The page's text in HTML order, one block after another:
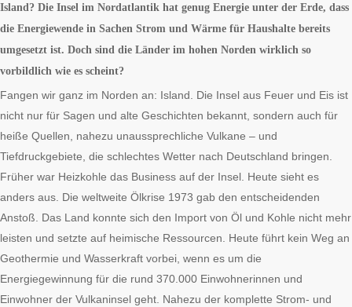
Island? Die Insel im Nordatlantik hat genug Energie unter der Erde, dass
die Energiewende in Sachen Strom und Wärme für Haushalte bereits
umgesetzt ist. Doch sind die Länder im hohen Norden wirklich so
vorbildlich wie es scheint?
Fangen wir ganz im Norden an: Island. Die Insel aus Feuer und Eis ist
nicht nur für Sagen und alte Geschichten bekannt, sondern auch für
heiße Quellen, nahezu unaussprechliche Vulkane – und
Tiefdruckgebiete, die schlechtes Wetter nach Deutschland bringen.
Früher war Heizkohle das Business auf der Insel. Heute sieht es
anders aus. Die weltweite Ölkrise 1973 gab den entscheidenden
Anstoß. Das Land konnte sich den Import von Öl und Kohle nicht mehr
leisten und setzte auf heimische Ressourcen. Heute führt kein Weg an
Geothermie und Wasserkraft vorbei, wenn es um die
Energiegewinnung für die rund 370.000 Einwohnerinnen und
Einwohner der Vulkaninsel geht. Nahezu der komplette Strom- und